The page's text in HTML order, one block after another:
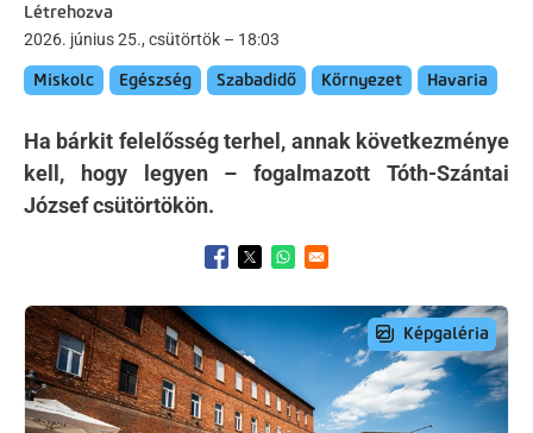
Létrehozva
2026. június 25., csütörtök – 18:03
Miskolc Egészség Szabadidő Környezet Havaria
Ha bárkit felelősség terhel, annak következménye
kell, hogy legyen – fogalmazott Tóth-Szántai
József csütörtökön.
Opens in a new window
Opens in a new window
Opens in a new window
Preview Image